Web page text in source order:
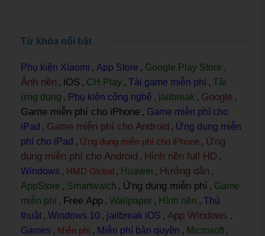
Từ khóa nổi bật
Phụ kiện Xiaomi , App Store , Google Play Store ,
Ảnh nền , iOS , CH Play , Tải game miễn phí , Tải
ứng dụng , Phụ kiện công nghệ , jailbreak , Google ,
Game miễn phí cho iPhone , Game miễn phí cho
iPad , Game miễn phí cho Android , Ứng dụng miễn
phí cho iPad , Ứng dụng miễn phí cho iPhone , Ứng
dụng miễn phí cho Android , Hình nền full HD ,
Windows , HMD Global , Huawei , Hướng dẫn ,
AppStore , Smartwatch , Ứng dụng miễn phí , Game
miễn phí , Free App , Wallpaper , Hình nền , Thủ
thuật , Windows 10 , jailbreak iOS , App Windows ,
Games , Miễn phí , Miễn phí bản quyền , Microsoft ,